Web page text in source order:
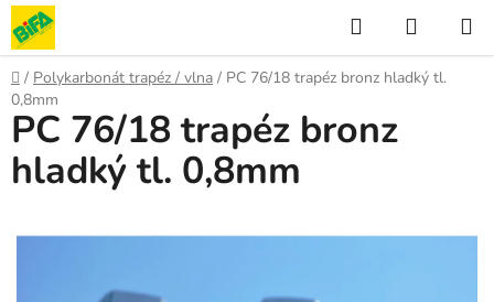
Přejít
na
obsah
Hledat
KOŠÍK
Domů
/ Polykarbonát trapéz / vlna / PC 76/18 trapéz bronz hladký tl.
0,8mm
PC 76/18 trapéz bronz
hladký tl. 0,8mm